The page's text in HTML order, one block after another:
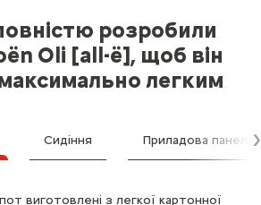
розробили
Oli [all-ë], щоб він
легким
виготовлені з легкої картонної
виготовлені лише з 3 частин з
лаконічна та функціональна
Сидіння Приладова панель